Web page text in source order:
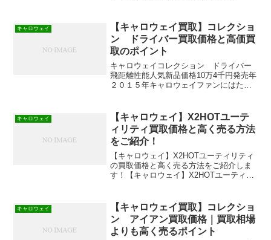
2015年モデルの買取価格と相場を調べる
方法をご紹介します。
キャロウェイ
【キャロウェイ買取】コレクショ
ン ドライバー買取価格と高価買
取のポイント
キャロウェイコレクション ドライバー
飛距離性能人気新品価格10万4千円発売年
２０１５年キャロウェイファンにはたま
ントを紹介します。
キャロウェイ
【キャロウェイ】X2HOTユーテ
ィリティ買取価格と高く売る方法
をご紹介！
【キャロウェイ】X2HOTユーティリティ
の買取価格と高く売る方法をご紹介しま
す！【キャロウェイ】X2HOTユーティリ
イジェスト・オンライン】￥6,000円～
￥8...
キャロウェイ
【キャロウェイ買取】コレクショ
ン アイアン買取価格｜買取相場
よりも高く売るポイント